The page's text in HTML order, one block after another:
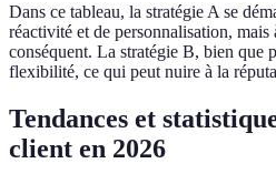
Dans ce tableau, la stratégie A se
réactivité et de personnalisation,
conséquent. La stratégie B, bien que
flexibilité, ce qui peut nuire à la
Tendances et
client en 2026